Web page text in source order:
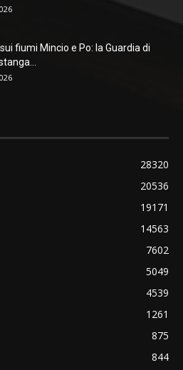
fiumi Mincio e Po: la Guardia di
28320
20536
19171
14563
7602
5049
4539
1261
875
844